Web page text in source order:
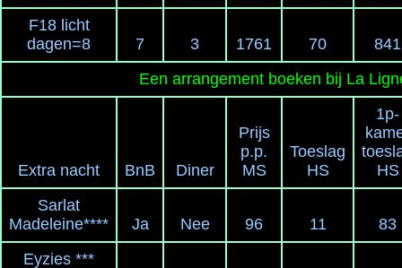
F18 licht
dagen=8
7 3 1761 70
841
Een arrangement boeken bij La
Extra nacht BnB Diner
Prijs
p.p.
MS
Toeslag
HS
1p-
HS
Sarlat
Madeleine****
Ja Nee 96 11
83
Eyzies ***